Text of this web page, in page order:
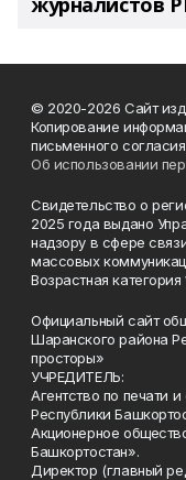
© 2020-2026 Сайт
Копирование
письменного
Об использовании
Свидетельство о
2025 года выдано
надзору в сфере
массовых
Возрастная категория
Официальный сайт
Шаранского района
просторы»
УЧРЕДИТЕЛЬ:
Агентство по печати
Республики
Акционерное
Башкортостан».
Директор (главный